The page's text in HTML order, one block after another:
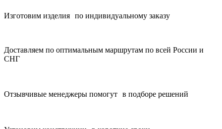
Изготовим изделия по индивидуальному заказу
Доставляем по оптимальным маршрутам по всей России и
СНГ
Отзывчивые менеджеры помогут в подборе решений